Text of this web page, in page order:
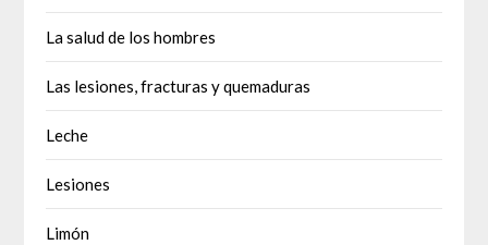
La salud de los hombres
Las lesiones, fracturas y quemaduras
Leche
Lesiones
Limón